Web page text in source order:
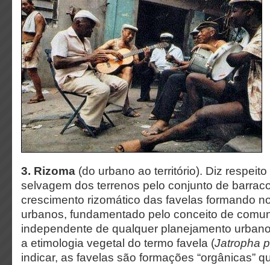
3. Rizoma (do urbano ao território). Diz
selvagem dos terrenos pelo conjunto de
crescimento rizomático das favelas formando
urbanos, fundamentado pelo conceito de
independente de qualquer planejamento
a etimologia vegetal do termo favela (Jatropha
indicar, as favelas são formações “orgânicas”